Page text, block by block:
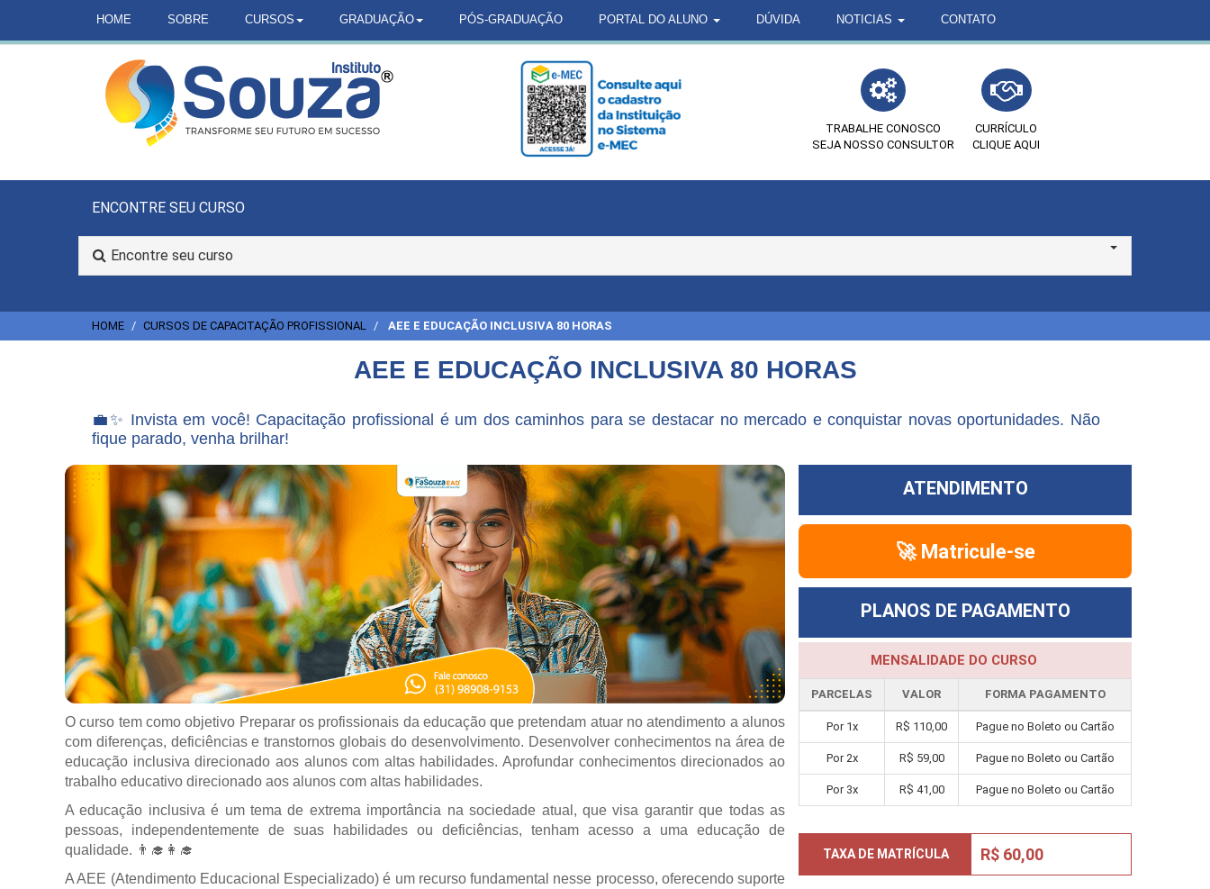
HOME SOBRE CURSOS GRADUAÇÃO PÓS-GRADUAÇÃO PORTAL DO ALUNO DÚVIDA NOTICIAS CONTATO
TRABALHE CONOSCO
SEJA NOSSO CONSULTOR
CURRÍCULO
CLIQUE AQUI
ENCONTRE SEU CURSO
Encontre seu curso
HOME CURSOS DE CAPACITAÇÃO PROFISSIONAL AEE E EDUCAÇÃO INCLUSIVA 80 HORAS
AEE E EDUCAÇÃO INCLUSIVA 80 HORAS
💼✨ Invista em você! Capacitação profissional é um dos caminhos para se destacar no mercado e conquistar novas oportunidades. Não
fique parado, venha brilhar!
O curso tem como objetivo Preparar os profissionais da educação que pretendam atuar no atendimento a alunos
com diferenças, deficiências e transtornos globais do desenvolvimento. Desenvolver conhecimentos na área de
educação inclusiva direcionado aos alunos com altas habilidades. Aprofundar conhecimentos direcionados ao
trabalho educativo direcionado aos alunos com altas habilidades.
A educação inclusiva é um tema de extrema importância na sociedade atual, que visa garantir que todas as
pessoas, independentemente de suas habilidades ou deficiências, tenham acesso a uma educação de
qualidade. 👨‍🎓👩‍🎓
A AEE (Atendimento Educacional Especializado) é um recurso fundamental nesse processo, oferecendo suporte
ATENDIMENTO
🚀 Matricule-se
PLANOS DE PAGAMENTO
MENSALIDADE DO CURSO
PARCELAS VALOR FORMA PAGAMENTO
Por 1x R$ 110,00 Pague no Boleto ou Cartão
Por 2x R$ 59,00 Pague no Boleto ou Cartão
Por 3x R$ 41,00 Pague no Boleto ou Cartão
TAXA DE MATRÍCULA R$ 60,00